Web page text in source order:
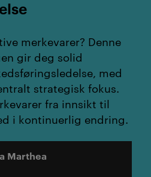
merkevarer? Denne
gir deg solid
med
strategisk fokus.
fra innsikt til
i kontinuerlig endring.
Marthea